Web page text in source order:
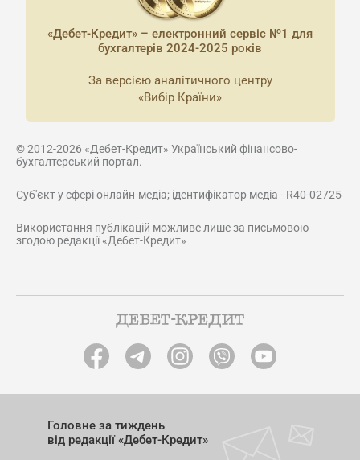
«Дебет-Кредит» – електронний сервіс №1 для
бухгалтерів 2024-2025 років
За версією аналітичного центру
«Вибір Країни»
© 2012-2026 «Дебет-Кредит» Український фінансово-
бухгалтерський портал.
Суб'єкт у сфері онлайн-медіа; ідентифікатор медіа - R40-02725
Використання публікацій можливе лише за письмовою
згодою редакції «Дебет-Кредит»
Головне за тиждень
від редакції «Дебет-Кредит»